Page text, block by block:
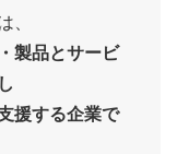
、
製品とサービ
援する企業で